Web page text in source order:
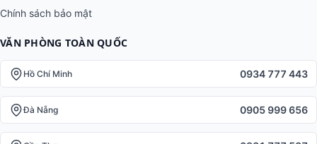
Chính sách bảo mật
VĂN PHÒNG TOÀN QUỐC
Hồ Chí Minh 0934 777 443
Đà Nẵng 0905 999 656